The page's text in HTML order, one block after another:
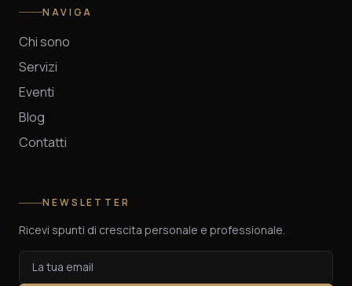
NAVIGA
Chi sono
Servizi
Eventi
Blog
Contatti
NEWSLETTER
Ricevi spunti di crescita personale e professionale.